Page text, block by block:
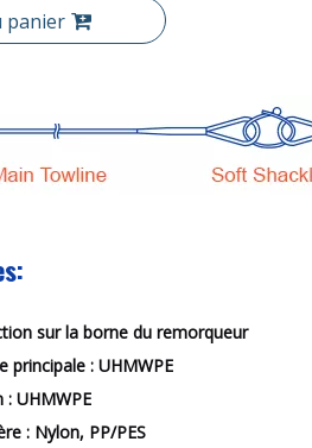
panier
sur la borne du remorqueur
principale : UHMWPE
UHMWPE
: Nylon, PP/PES